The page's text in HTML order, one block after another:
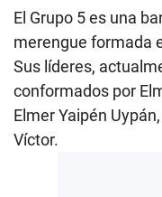
El Grupo 5 es una
merengue formada
Sus líderes,
conformados por
Elmer Yaipén
Víctor.